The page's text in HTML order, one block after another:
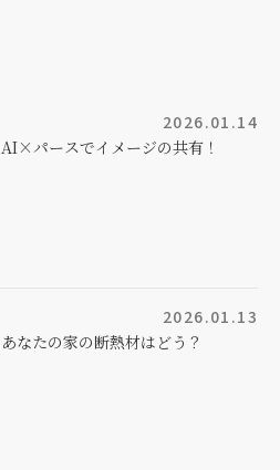
2026.01.14
AI×パースでイメージの共有！
2026.01.13
あなたの家の断熱材はどう？